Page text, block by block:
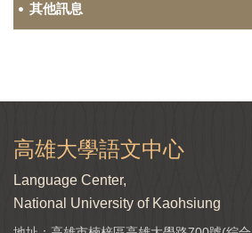
其他訊息
高雄大學語文中心
Language Center,
National University of Kaohsiung